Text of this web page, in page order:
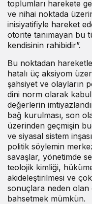
toplumları harekete
ve nihai noktada
inisiyatifiyle hareket
otorite tanımayan bu
kendisinin rahibidir”.
Bu noktadan
hatalı üç aksiyom
şahsiyet ve olayların
dini norm olarak
değerlerin
bağ kurulması, son
üzerinden geçmişin
ve siyasal sistem
politik söylemin
savaşlar, yönetimde
teolojik kimliği,
akideleştirilmesi ve
sonuçlara neden
bahsetmek mümkün.